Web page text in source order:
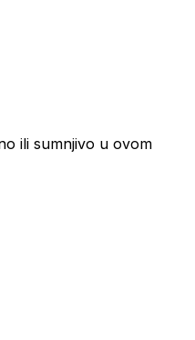
ili sumnjivo u ovom